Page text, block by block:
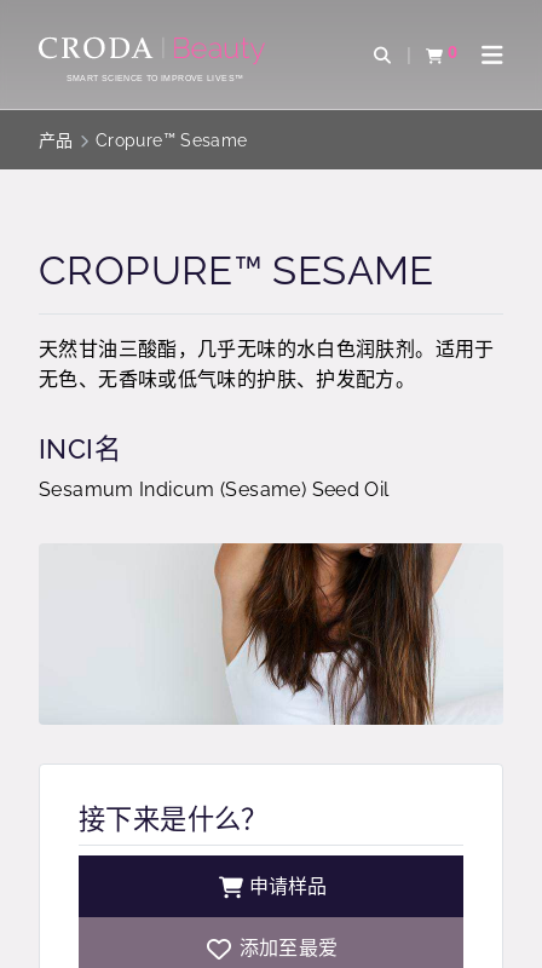
CONTENTSMART SCIENCE TO IMPROVE LIVES™
Open Search
0
查看购物车Open
产品 Cropure™ Sesame
CROPURE™ SESAME
天然甘油三酸酯，几乎无味的水白色润肤剂。适用于
无色、无香味或低气味的护肤、护发配方。
INCI名
Sesamum Indicum (Sesame) Seed Oil
接下来是什么？
申请样品
添加至最爱